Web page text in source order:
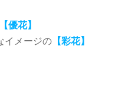
【優花】
イメージの 【彩花】